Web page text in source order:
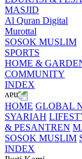
MASJID
Al Quran Digital
Murottal
SOSOK MUSLIM
SPORTS
HOME &
COMMUNITY
INDEX
HOME GLOBAL
SYARIAH
& PESANTREN
SOSOK MUSLIM
INDEX